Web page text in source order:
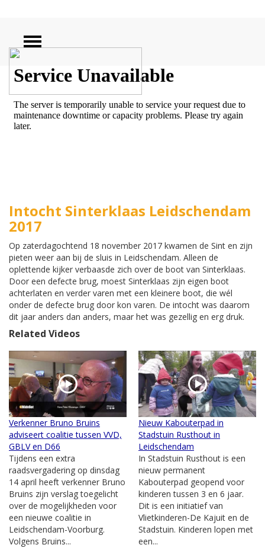
ZOEKEN
Intocht Sinterklaas Leidschendam
2017
Op zaterdagochtend 18 november 2017 kwamen de Sint en zijn
pieten weer aan bij de sluis in Leidschendam. Alleen de
oplettende kijker verbaasde zich over de boot van Sinterklaas.
Door een defecte brug, moest Sinterklaas zijn eigen boot
achterlaten en verder varen met een kleinere boot, die wél
onder de defecte brug door kon varen. De intocht was daarom
dit jaar anders dan anders, maar het was gezellig en erg druk.
Related Videos
Verkenner Bruno Bruins
adviseert coalitie tussen VVD,
GBLV en D66
Tijdens een extra
raadsvergadering op dinsdag
14 april heeft verkenner Bruno
Bruins zijn verslag toegelicht
over de mogelijkheden voor
een nieuwe coalitie in
Leidschendam-Voorburg.
Volgens Bruins...
Nieuw Kabouterpad in
Stadstuin Rusthout in
Leidschendam
In Stadstuin Rusthout is een
nieuw permanent
Kabouterpad geopend voor
kinderen tussen 3 en 6 jaar.
Dit is een initiatief van
Vlietkinderen-De Kajuit en de
Stadstuin. Kinderen lopen met
een...